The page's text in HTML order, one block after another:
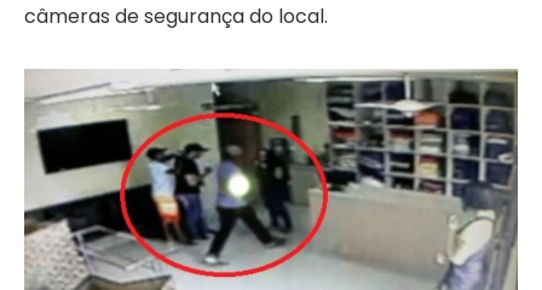
câmeras de segurança do local.